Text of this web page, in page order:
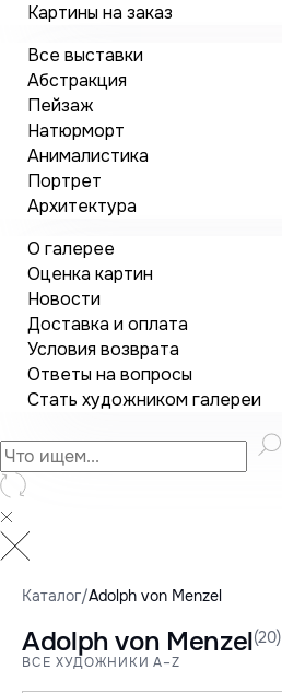
Картины на заказ
Все выставки
Абстракция
Пейзаж
Натюрморт
Анималистика
Портрет
Архитектура
О галерее
Оценка картин
Новости
Доставка и оплата
Условия возврата
Ответы на вопросы
Стать художником галереи
Каталог/Adolph von Menzel
Adolph von Menzel(20)
ВСЕ ХУДОЖНИКИ A–Z